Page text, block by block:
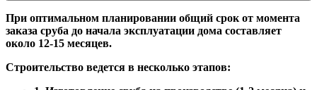
При оптимальном планировании общий срок от момента
заказа сруба до начала эксплуатации дома составляет
около 12-15 месяцев.
Строительство ведется в несколько этапов: